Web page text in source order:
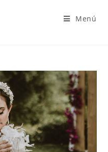
Menú